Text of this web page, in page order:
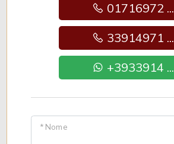
01716972 ...
33914971 ...
+3933914 ...
* Nome